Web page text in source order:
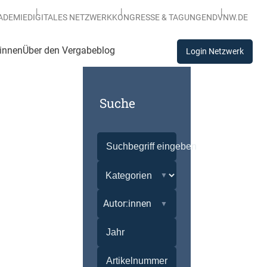
DIGITALES NETZWERKKONGRESSE & TAGUNGENDVNW.DE
Über den Vergabeblog Login Netzwerk
Suche
Autor:innen